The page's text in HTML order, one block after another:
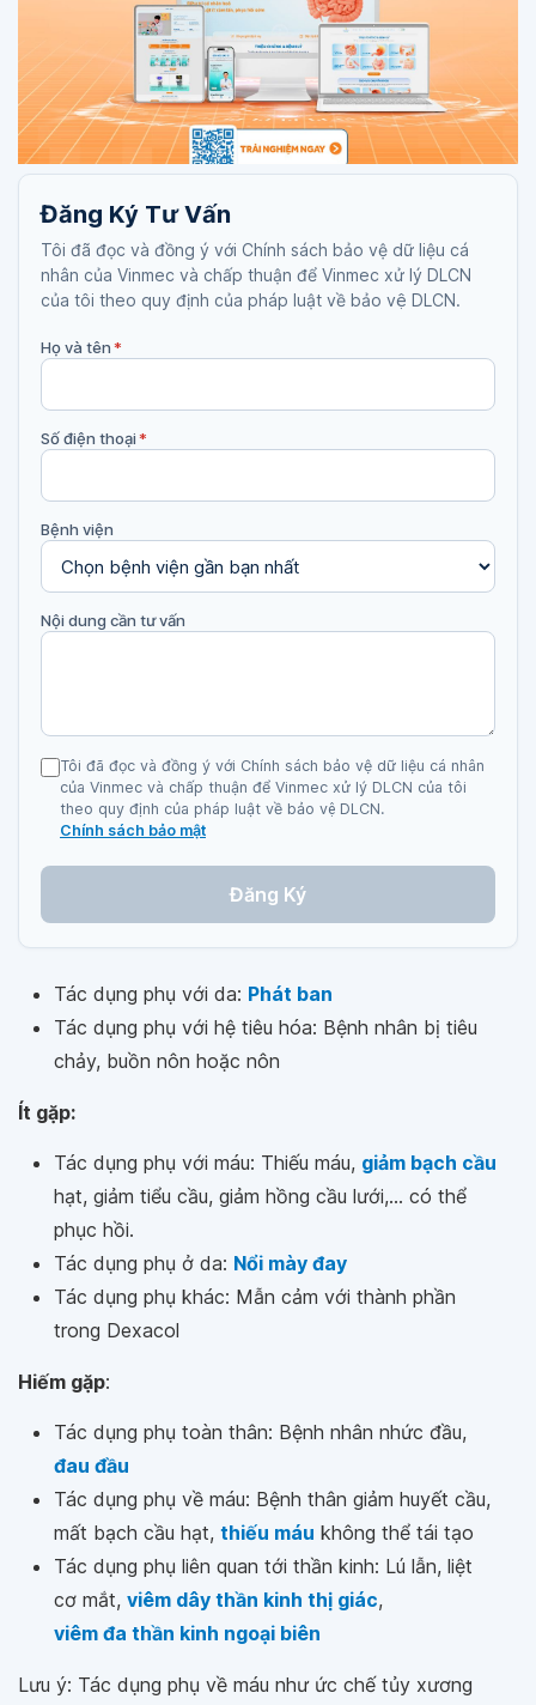
Đăng Ký Tư Vấn
Tôi đã đọc và đồng ý với Chính sách bảo vệ dữ liệu cá
nhân của Vinmec và chấp thuận để Vinmec xử lý DLCN
của tôi theo quy định của pháp luật về bảo vệ DLCN.
Họ và tên*
Số điện thoại*
Bệnh viện
Nội dung cần tư vấn
Tôi đã đọc và đồng ý với Chính sách bảo vệ dữ liệu cá nhân
của Vinmec và chấp thuận để Vinmec xử lý DLCN của tôi
theo quy định của pháp luật về bảo vệ DLCN.
Chính sách bảo mật
Đăng Ký
Tác dụng phụ với da: Phát ban
Tác dụng phụ với hệ tiêu hóa: Bệnh nhân bị tiêu
chảy, buồn nôn hoặc nôn
Ít gặp:
Tác dụng phụ với máu: Thiếu máu, giảm bạch cầu
hạt, giảm tiểu cầu, giảm hồng cầu lưới,... có thể
phục hồi.
Tác dụng phụ ở da: Nổi mày đay
Tác dụng phụ khác: Mẫn cảm với thành phần
trong Dexacol
Hiếm gặp:
Tác dụng phụ toàn thân: Bệnh nhân nhức đầu,
đau đầu
Tác dụng phụ về máu: Bệnh thân giảm huyết cầu,
mất bạch cầu hạt, thiếu máu không thể tái tạo
Tác dụng phụ liên quan tới thần kinh: Lú lẫn, liệt
cơ mắt, viêm dây thần kinh thị giác,
viêm đa thần kinh ngoại biên
Lưu ý: Tác dụng phụ về máu như ức chế tủy xương